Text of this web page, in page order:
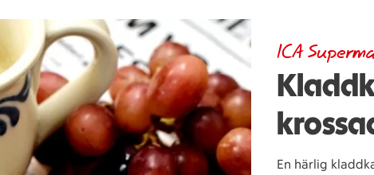
ICA
En härlig